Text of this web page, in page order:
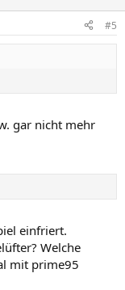
#5
gar nicht mehr
einfriert.
Welche
mit prime95